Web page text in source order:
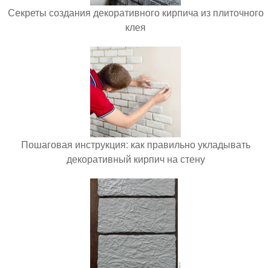
Секреты создания декоративного кирпича из плиточного
клея
Пошаговая инструкция: как правильно укладывать
декоративный кирпич на стену